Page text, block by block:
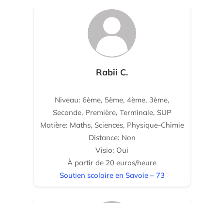
Rabii C.
Niveau: 6ème, 5ème, 4ème, 3ème,
Seconde, Première, Terminale, SUP
Matière: Maths, Sciences, Physique-Chimie
Distance: Non
Visio: Oui
À partir de 20 euros/heure
Soutien scolaire en Savoie – 73